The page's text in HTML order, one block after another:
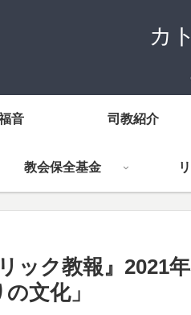
カ
音 司教紹介
教会保全基金
ック教報』2021
文化」